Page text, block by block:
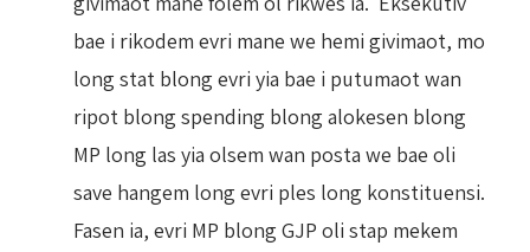
bae i rikodem evri mane we hemi givimaot, mo
long stat blong evri yia bae i putumaot wan
ripot blong spending blong alokesen blong
MP long las yia olsem wan posta we bae oli
save hangem long evri ples long konstituensi.
Fasen ia, evri MP blong GJP oli stap mekem